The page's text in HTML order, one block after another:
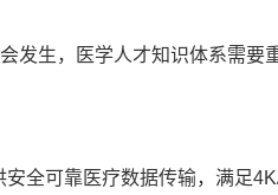
发生，医学人才知识体系需要
全可靠医疗数据传输，满足